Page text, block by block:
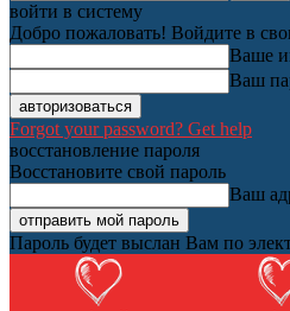
войти в систему
Добро пожаловать! Войдите в
Ваше
Ваш
Forgot your password? Get help
восстановление пароля
Восстановите свой пароль
Ваш
Пароль будет выслан Вам по